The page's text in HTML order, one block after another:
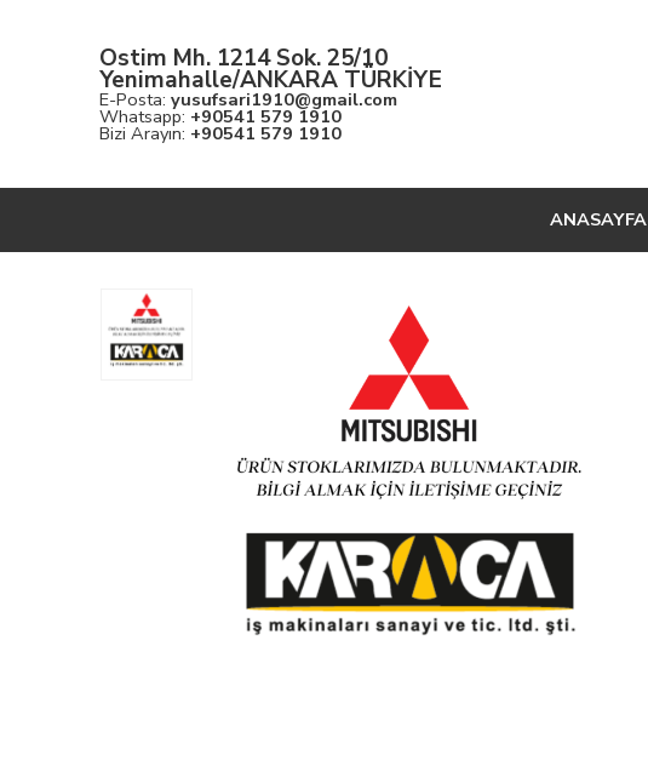
Ostim Mh. 1214 Sok. 25/10
Yenimahalle/ANKARA TÜRKİYE
E-Posta: yusufsari1910@gmail.com
Whatsapp: +90541 579 1910
Bizi Arayın: +90541 579 1910
ANASAYFA